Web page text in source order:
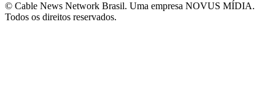
© Cable News Network Brasil. Uma empresa NOVUS MÍDIA.
Todos os direitos reservados.